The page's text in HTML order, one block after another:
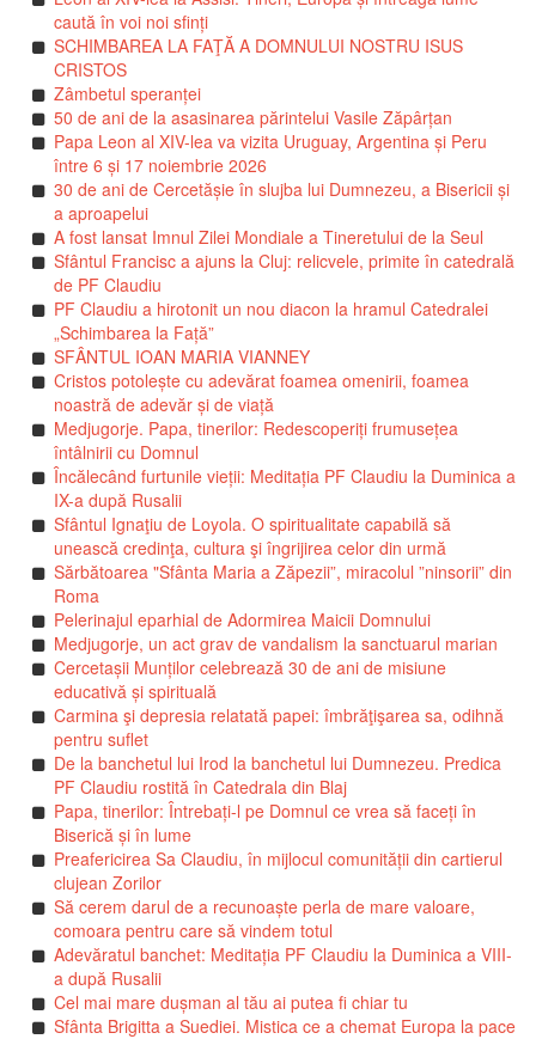
caută în voi noi sfinți
SCHIMBAREA LA FAŢĂ A DOMNULUI NOSTRU ISUS
CRISTOS
Zâmbetul speranței
50 de ani de la asasinarea părintelui Vasile Zăpârțan
Papa Leon al XIV-lea va vizita Uruguay, Argentina și Peru
între 6 și 17 noiembrie 2026
30 de ani de Cercetășie în slujba lui Dumnezeu, a Bisericii și
a aproapelui
A fost lansat Imnul Zilei Mondiale a Tineretului de la Seul
Sfântul Francisc a ajuns la Cluj: relicvele, primite în catedrală
de PF Claudiu
PF Claudiu a hirotonit un nou diacon la hramul Catedralei
„Schimbarea la Față”
SFÂNTUL IOAN MARIA VIANNEY
Cristos potolește cu adevărat foamea omenirii, foamea
noastră de adevăr și de viață
Medjugorje. Papa, tinerilor: Redescoperiți frumusețea
întâlnirii cu Domnul
Încălecând furtunile vieții: Meditația PF Claudiu la Duminica a
IX-a după Rusalii
Sfântul Ignaţiu de Loyola. O spiritualitate capabilă să
unească credinţa, cultura şi îngrijirea celor din urmă
Sărbătoarea "Sfânta Maria a Zăpezii”, miracolul ”ninsorii” din
Roma
Pelerinajul eparhial de Adormirea Maicii Domnului
Medjugorje, un act grav de vandalism la sanctuarul marian
Cercetașii Munților celebrează 30 de ani de misiune
educativă și spirituală
Carmina şi depresia relatată papei: îmbrăţişarea sa, odihnă
pentru suflet
De la banchetul lui Irod la banchetul lui Dumnezeu. Predica
PF Claudiu rostită în Catedrala din Blaj
Papa, tinerilor: Întrebați-l pe Domnul ce vrea să faceți în
Biserică și în lume
Preafericirea Sa Claudiu, în mijlocul comunității din cartierul
clujean Zorilor
Să cerem darul de a recunoaște perla de mare valoare,
comoara pentru care să vindem totul
Adevăratul banchet: Meditația PF Claudiu la Duminica a VIII-
a după Rusalii
Cel mai mare dușman al tău ai putea fi chiar tu
Sfânta Brigitta a Suediei. Mistica ce a chemat Europa la pace